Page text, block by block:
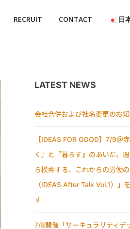
RECRUIT CONTACT 日
LATEST NEWS
会社合併および社名変更のお
【IDEAS FOR GOOD】7/9＠
く』と『暮らす』のあいだ。
ら模索する、これからの労働
（IDEAS After Talk Vol.1）」
す
7/8開催「サーキュラリティデ